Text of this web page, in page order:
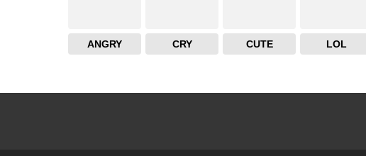
ANGRY CRY CUTE LOL